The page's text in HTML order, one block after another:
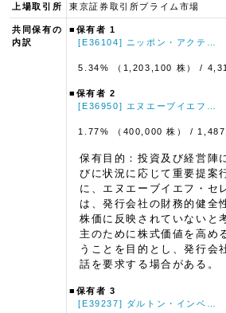
上場取引所 東京証券取引所プライム市場
共同保有の
内訳
■保有者 1
[E36104] ニッポン・アクテ…
5.34% （1,203,100 株）/
■保有者 2
[E36950] エヌエーブイエフ…
1.77% （400,000 株）/
保有目的：投資及び経営陣
びに状況に応じて重要提案
に、エヌエーブイエフ・セ
は、発行会社の財務的健全
株価に反映されていないと
主のために株式価値を高め
うことを目的とし、発行会
話を要求する場合がある。
■保有者 3
[E39237] ダルトン・インベ…